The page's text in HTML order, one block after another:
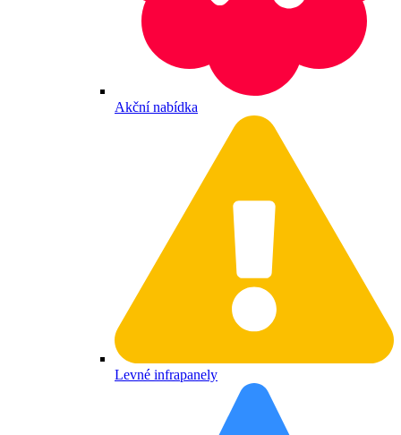
Akční nabídka
Levné infrapanely